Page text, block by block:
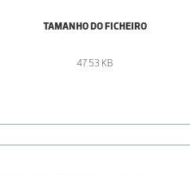
TAMANHO DO FICHEIRO
47.53 KB